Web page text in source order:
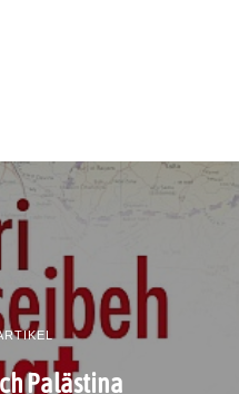
Palästina